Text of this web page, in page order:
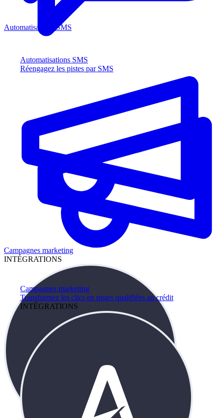
Automatisations SMS
Réengagez les pistes par SMS
Campagnes marketing
Transformez les clics en pistes qualifiées au crédit
INTÉGRATIONS
Automatisations SMS
Campagnes marketing
INTÉGRATIONS